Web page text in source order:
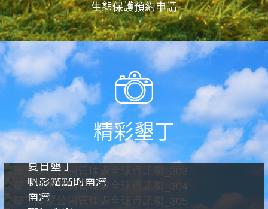
生態保護預約申請
精彩墾丁
夏日墾丁
帆影點點的南灣
南灣